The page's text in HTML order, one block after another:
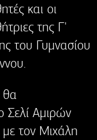
και οι
της Γ'
του Γυμνασίου
θα
Σελί Αμιρών
τον Μιχάλη